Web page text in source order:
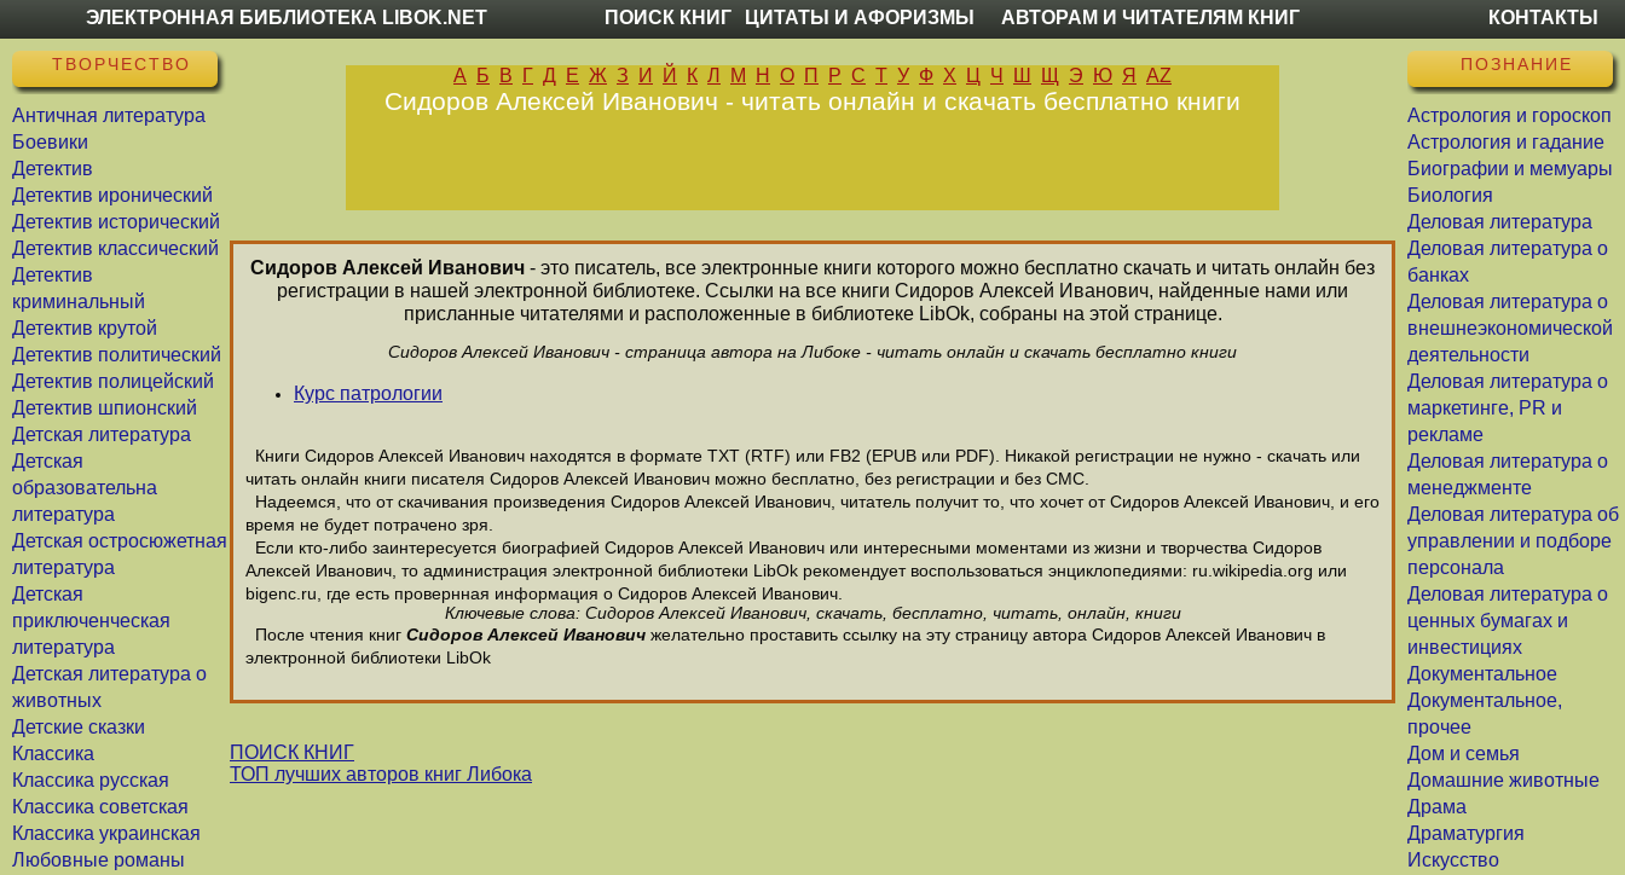
ЭЛЕКТРОННАЯ БИБЛИОТЕКА LIBOK.NET ПОИСК КНИГ ЦИТАТЫ И АФОРИЗМЫ АВТОРАМ И ЧИТАТЕЛЯМ КНИГ КОНТАКТЫ
ТВОРЧЕСТВО
Античная литература
Боевики
Детектив
Детектив иронический
Детектив исторический
Детектив классический
Детектив
криминальный
Детектив крутой
Детектив политический
Детектив полицейский
Детектив шпионский
Детская литература
Детская
образовательна
литература
Детская остросюжетная
литература
Детская
приключенческая
литература
Детская литература о
животных
Детские сказки
Классика
Классика русская
Классика советская
Классика украинская
Любовные романы
ПОЗНАНИЕ
Астрология и гороскоп
Астрология и гадание
Биографии и мемуары
Биология
Деловая литература
Деловая литература о
банках
Деловая литература о
внешнеэкономической
деятельности
Деловая литература о
маркетинге, PR и
рекламе
Деловая литература о
менеджменте
Деловая литература об
управлении и подборе
персонала
Деловая литература о
ценных бумагах и
инвестициях
Документальное
Документальное,
прочее
Дом и семья
Домашние животные
Драма
Драматургия
Искусство
А Б В Г Д Е Ж З И Й К Л М Н О П Р С Т У Ф Х Ц Ч Ш Щ Э Ю Я AZ
Сидоров Алексей Иванович - читать онлайн и скачать бесплатно книги
Сидоров Алексей Иванович - это писатель, все электронные книги которого можно бесплатно скачать и читать онлайн без
регистрации в нашей электронной библиотеке. Ссылки на все книги Сидоров Алексей Иванович, найденные нами или
присланные читателями и расположенные в библиотеке LibOk, собраны на этой странице.
Сидоров Алексей Иванович - страница автора на Либоке - читать онлайн и скачать бесплатно книги
Курс патрологии
Книги Сидоров Алексей Иванович находятся в формате ТХТ (RTF) или FB2 (EPUB или PDF). Никакой регистрации не нужно - скачать или
читать онлайн книги писателя Сидоров Алексей Иванович можно бесплатно, без регистрации и без СМС.
Надеемся, что от скачивания произведения Сидоров Алексей Иванович, читатель получит то, что хочет от Сидоров Алексей Иванович, и его
время не будет потрачено зря.
Если кто-либо заинтересуется биографией Сидоров Алексей Иванович или интересными моментами из жизни и творчества Сидоров
Алексей Иванович, то администрация электронной библиотеки LibOk рекомендует воспользоваться энциклопедиями: ru.wikipedia.org или
bigenc.ru, где есть провернная информация о Сидоров Алексей Иванович.
Ключевые слова: Сидоров Алексей Иванович, скачать, бесплатно, читать, онлайн, книги
После чтения книг Сидоров Алексей Иванович желательно проставить ссылку на эту страницу автора Сидоров Алексей Иванович в
электронной библиотеки LibOk
ПОИСК КНИГ
ТОП лучших авторов книг Либока